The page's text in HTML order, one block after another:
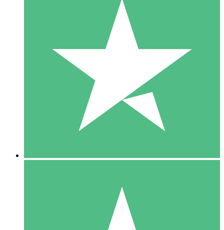
Pacchetti di Crediti Individuali
Paga a consumo con crediti di download. Nessun impegno
1 Download
10
US$1500
10 Download
20